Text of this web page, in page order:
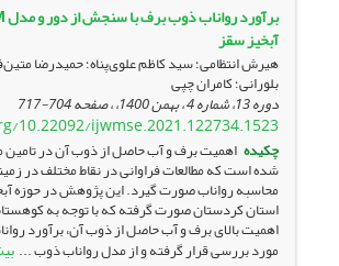
آبخیز سقز
هیرش انتظامی؛ سید کاظم علوی‌پناه؛ حمیدرضا
بلورانی؛ کامران چپی
دوره 13، شماره 4 ، بهمن 1400، ، صفحه 704-717
10.22092/ijwmse.2021.122734.1523
چکیده اهمیت برف و آب حاصل از ذوب آن در تامین
شده است که مطالعات فراوانی در نقاط مختلف در
محاسبه رواناب صورت گیرد. این پژوهش در حوزه
استان کردستان صورت گرفته که با توجه به
اهمیت بالای برف و آب حاصل از ذوب آن، برآورد
مورد بررسی قرار گرفته و از مدل رواناب ذوب ...